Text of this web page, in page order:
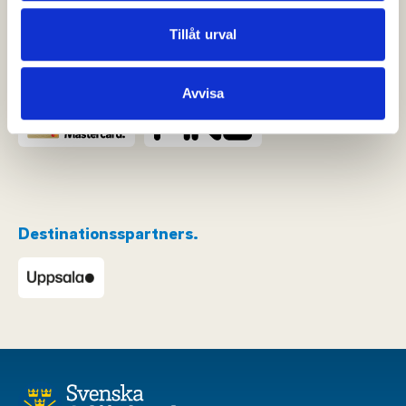
annons- och analysföretag som vi samarbetar med.
Dessa kan i sin tur kombinera informationen med annan
Tillåt urval
Avvisa
Destinationsspartners.